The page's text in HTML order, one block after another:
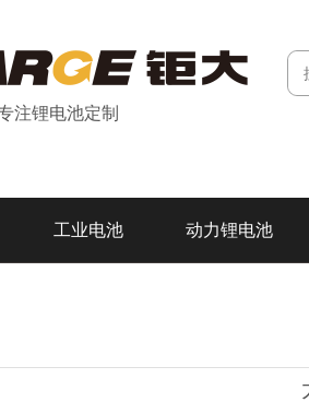
注锂电池定制
工业电池 动力锂电池